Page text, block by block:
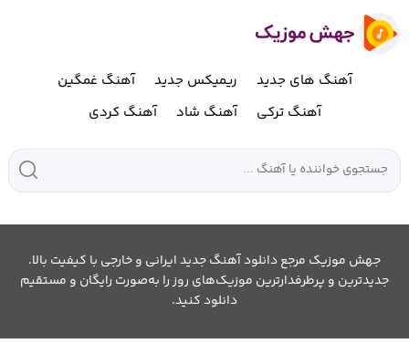
آهنگ های جدید ریمیکس جدید
آهنگ غمگین
آهنگ ترکی
آهنگ شاد آهنگ کردی
جهش موزیک مرجع دانلود آهنگ جدید ایرانی و خارجی با کیفیت بالا.
جدیدترین و پرطرفدارترین موزیک‌های روز را به‌صورت رایگان و مستقیم
دانلود کنید.